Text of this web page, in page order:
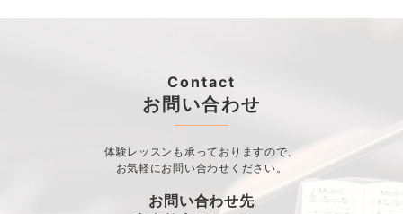
Contact
お問い合わせ
体験レッスンも承っておりますので、
お気軽にお問い合わせください。
お問い合わせ先